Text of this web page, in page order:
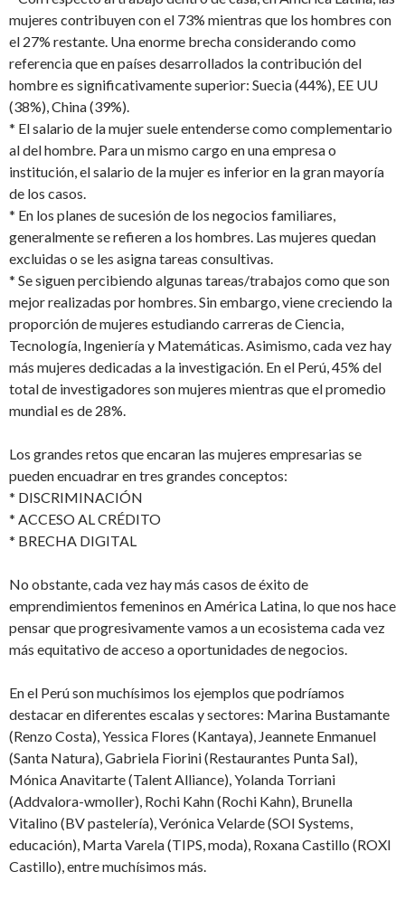
mujeres contribuyen con el 73% mientras que los hombres con
el 27% restante. Una enorme brecha considerando como
referencia que en países desarrollados la contribución del
hombre es significativamente superior: Suecia (44%), EE UU
(38%), China (39%).
* El salario de la mujer suele entenderse como complementario
al del hombre. Para un mismo cargo en una empresa o
institución, el salario de la mujer es inferior en la gran mayoría
de los casos.
* En los planes de sucesión de los negocios familiares,
generalmente se refieren a los hombres. Las mujeres quedan
excluidas o se les asigna tareas consultivas.
* Se siguen percibiendo algunas tareas/trabajos como que son
mejor realizadas por hombres. Sin embargo, viene creciendo la
proporción de mujeres estudiando carreras de Ciencia,
Tecnología, Ingeniería y Matemáticas. Asimismo, cada vez hay
más mujeres dedicadas a la investigación. En el Perú, 45% del
total de investigadores son mujeres mientras que el promedio
mundial es de 28%.
Los grandes retos que encaran las mujeres empresarias se
pueden encuadrar en tres grandes conceptos:
* DISCRIMINACIÓN
* ACCESO AL CRÉDITO
* BRECHA DIGITAL
No obstante, cada vez hay más casos de éxito de
emprendimientos femeninos en América Latina, lo que nos hace
pensar que progresivamente vamos a un ecosistema cada vez
más equitativo de acceso a oportunidades de negocios.
En el Perú son muchísimos los ejemplos que podríamos
destacar en diferentes escalas y sectores: Marina Bustamante
(Renzo Costa), Yessica Flores (Kantaya), Jeannete Enmanuel
(Santa Natura), Gabriela Fiorini (Restaurantes Punta Sal),
Mónica Anavitarte (Talent Alliance), Yolanda Torriani
(Addvalora-wmoller), Rochi Kahn (Rochi Kahn), Brunella
Vitalino (BV pastelería), Verónica Velarde (SOI Systems,
educación), Marta Varela (TIPS, moda), Roxana Castillo (ROXI
Castillo), entre muchísimos más.